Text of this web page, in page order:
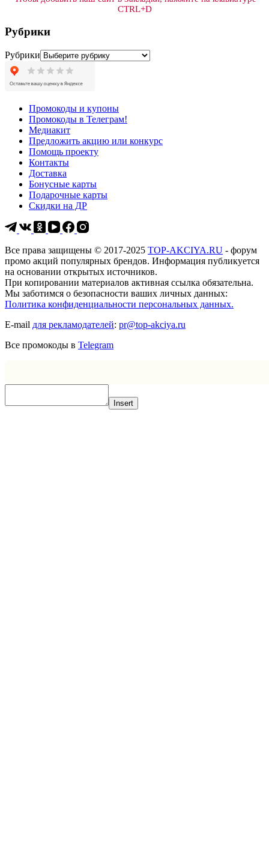
CTRL+D
Рубрики
Рубрики
Промокоды и купоны
Промокоды в Телеграм!
Медиакит
Предложить акцию или конкурс
Помощь проекту
Контакты
Доставка
Бонусные карты
Подарочные карты
Скидки на ДР
Все права защищены © 2017-2025 TOP-AKCIYA.RU - форум
промо акций популярных брендов. Информация публикуется
на основании открытых источников.
При копировании материалов активная ссылка обязательна.
Мы заботимся о безопасности ваших личных данных:
Политика конфиденциальности персональных данных.
E-mail для рекламодателей: pr@top-akciya.ru
Все промокоды в Telegram
Insert